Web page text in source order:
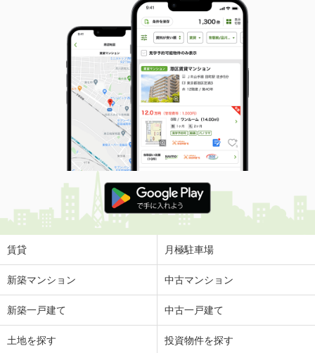
賃貸 月極駐車場
新築マンション 中古マンション
新築一戸建て 中古一戸建て
土地を探す 投資物件を探す